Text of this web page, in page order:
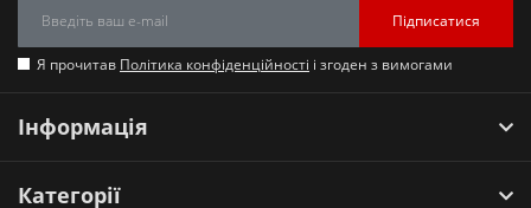
Підписатися
Я прочитав Політика конфіденційності і згоден з вимогами
Інформація
Категорії